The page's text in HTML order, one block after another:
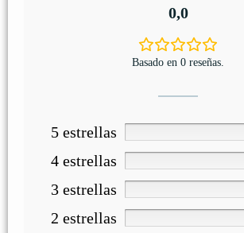
0,0
Basado en 0 reseñas.
5 estrellas
4 estrellas
3 estrellas
2 estrellas